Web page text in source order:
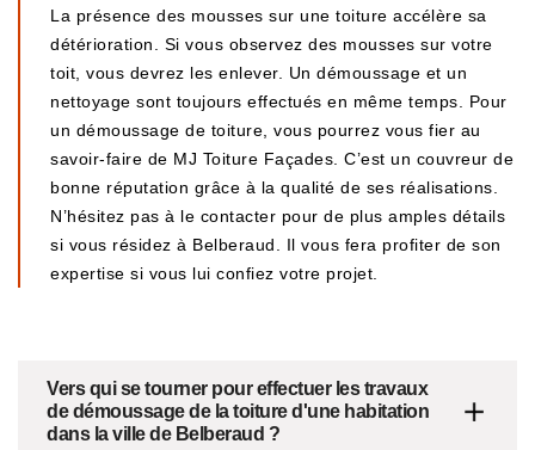
La présence des mousses sur une toiture accélère sa
détérioration. Si vous observez des mousses sur votre
toit, vous devrez les enlever. Un démoussage et un
nettoyage sont toujours effectués en même temps. Pour
un démoussage de toiture, vous pourrez vous fier au
savoir-faire de MJ Toiture Façades. C’est un couvreur de
bonne réputation grâce à la qualité de ses réalisations.
N’hésitez pas à le contacter pour de plus amples détails
si vous résidez à Belberaud. Il vous fera profiter de son
expertise si vous lui confiez votre projet.
Vers qui se tourner pour effectuer les travaux
de démoussage de la toiture d'une habitation
dans la ville de Belberaud ?